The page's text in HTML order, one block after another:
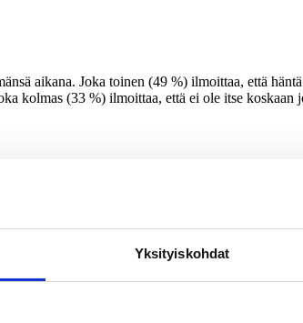
Yksityiskohdat
aikana. Joka toinen (49 %) ilmoittaa, että
kolmas (33 %) ilmoittaa, että ei ole itse
aikana. Joka toinen (49 %) ilmoittaa, että
kolmas (33 %) ilmoittaa, että ei ole itse koskaan
tätä on tapahtunut kouluissa tai
jotakuta. Nuoret ikäluokat tunnustivat
ovat kiusanneet muita keskimäärää
(19 %) ja kokeneet kiusaamista (40 %)